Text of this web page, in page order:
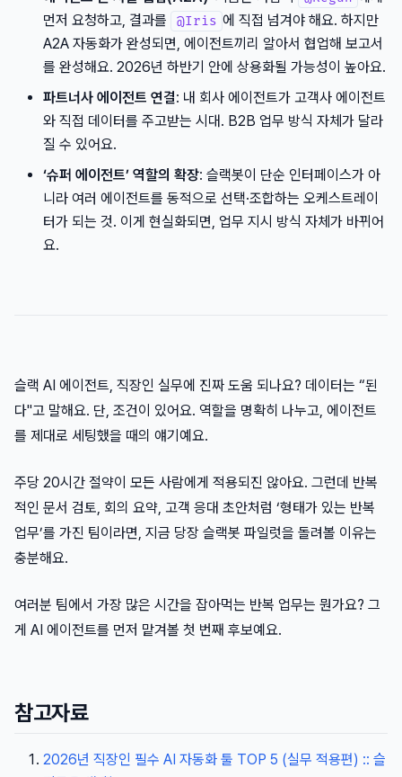
먼저 요청하고, 결과를
@Iris 에 직접 넘겨야 해요. 하지만
A2A 자동화가 완성되면, 에이전트끼리 알아서 협업해 보고서
를 완성해요. 2026년 하반기 안에 상용화될 가능성이 높아요.
파트너사 에이전트 연결: 내 회사 에이전트가 고객사 에이전트
와 직접 데이터를 주고받는 시대. B2B 업무 방식 자체가 달라
질 수 있어요.
‘슈퍼 에이전트’ 역할의 확장: 슬랙봇이 단순 인터페이스가 아
니라 여러 에이전트를 동적으로 선택·조합하는 오케스트레이
터가 되는 것. 이게 현실화되면, 업무 지시 방식 자체가 바뀌어
요.
슬랙 AI 에이전트, 직장인 실무에 진짜 도움 되나요? 데이터는 “된
다"고 말해요. 단, 조건이 있어요. 역할을 명확히 나누고, 에이전트
를 제대로 세팅했을 때의 얘기예요.
주당 20시간 절약이 모든 사람에게 적용되진 않아요. 그런데 반복
적인 문서 검토, 회의 요약, 고객 응대 초안처럼 ‘형태가 있는 반복
업무’를 가진 팀이라면, 지금 당장 슬랙봇 파일럿을 돌려볼 이유는
충분해요.
여러분 팀에서 가장 많은 시간을 잡아먹는 반복 업무는 뭔가요? 그
게 AI 에이전트를 먼저 맡겨볼 첫 번째 후보예요.
참고자료
2026년 직장인 필수 AI 자동화 툴 TOP 5 (실무 적용편) :: 슬